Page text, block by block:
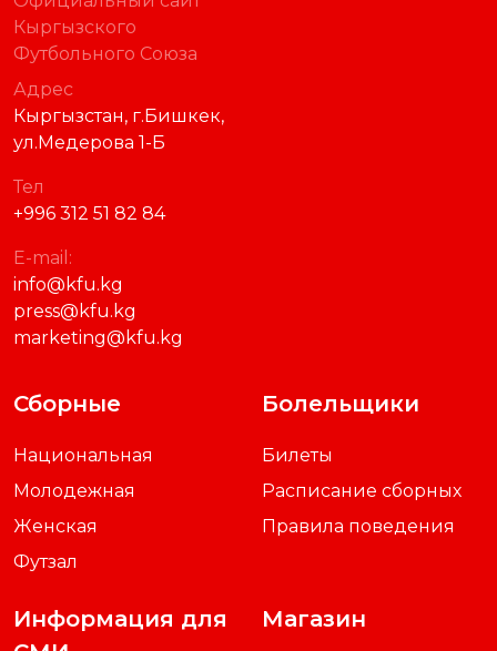
Кыргызского
Футбольного Союза
Адрес
Кыргызстан, г.Бишкек,
ул.Медерова 1-Б
Тел
+996 312 51 82 84
E-mail:
info@kfu.kg
press@kfu.kg
marketing@kfu.kg
Сборные
Национальная
Молодежная
Женская
Футзал
Болельщики
Билеты
Расписание сборных
Правила поведения
Информация для
Магазин